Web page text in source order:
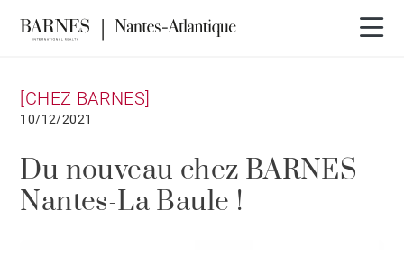
[CHEZ BARNES]
10/12/2021
Du nouveau chez BARNES
Nantes-La Baule !